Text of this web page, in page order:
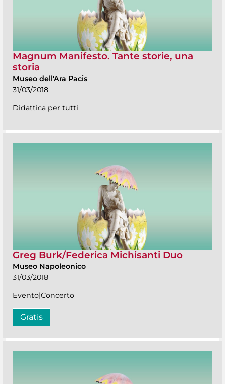
Magnum Manifesto. Tante storie, una
storia
Museo dell'Ara Pacis
31/03/2018
Didattica per tutti
Greg Burk/Federica Michisanti Duo
Museo Napoleonico
31/03/2018
Evento|Concerto
Gratis